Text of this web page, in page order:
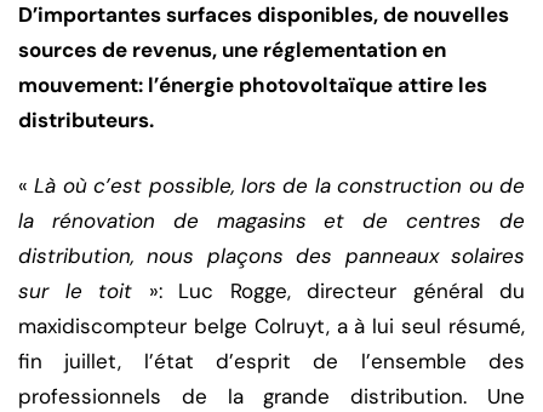
D’importantes surfaces disponibles, de nouvelles
sources de revenus, une réglementation en
mouvement: l’énergie photovoltaïque attire les
distributeurs.
«Là où c’est possible, lors de la construction ou de
la rénovation de magasins et de centres de
distribution, nous plaçons des panneaux solaires
sur le toit »: Luc Rogge, directeur général du
maxidiscompteur belge Colruyt, a à lui seul résumé,
fin juillet, l’état d’esprit de l’ensemble des
professionnels de la grande distribution. Une